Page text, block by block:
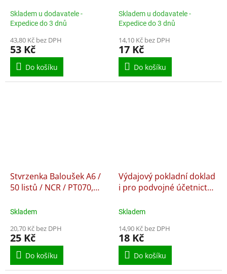
ET372, nepropisující
Skladem u dodavatele -
Expedice do 3 dnů
43,80 Kč bez DPH
53 Kč
Do košíku
nepropisující
Skladem u dodavatele -
Expedice do 3 dnů
14,10 Kč bez DPH
17 Kč
Do košíku
Stvrzenka Baloušek A6 /
50 listů / NCR / PT070,
Skladem
20,70 Kč bez DPH
25 Kč
Do košíku
Výdajový pokladní doklad
i pro podvojné účetnictví
/ 50 listů / ET050,
Skladem
14,90 Kč bez DPH
18 Kč
Do košíku